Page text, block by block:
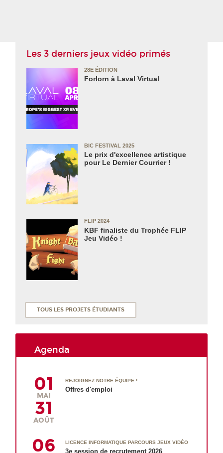
Les 3 derniers jeux vidéo primés
28E ÉDITION
Forlorn à Laval Virtual
BIC FESTIVAL 2025
Le prix d'excellence artistique
pour Le Dernier Courrier !
FLIP 2024
KBF finaliste du Trophée FLIP
Jeu Vidéo !
TOUS LES PROJETS ÉTUDIANTS
Agenda
01
MAI
31
AOÛT
REJOIGNEZ NOTRE ÉQUIPE !
Offres d'emploi
06 LICENCE INFORMATIQUE PARCOURS JEUX VIDÉO
3e session de recrutement 2026